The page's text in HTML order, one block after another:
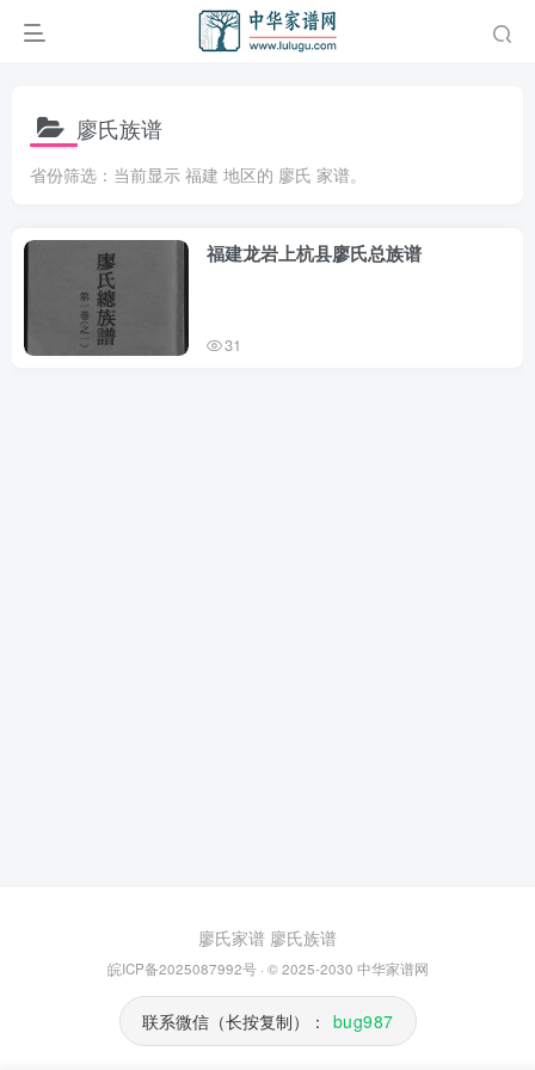
廖氏族谱
省份筛选：当前显示 福建 地区的 廖氏 家谱。
福建龙岩上杭县廖氏总族谱
31
廖氏家谱 廖氏族谱
皖ICP备2025087992号· © 2025-2030 中华家谱网
联系微信（长按复制）： bug987